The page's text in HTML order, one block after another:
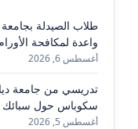
طلاب الصيدلة
واعدة لمكافحة
أغسطس 6, 2026
تدريسي من جامعة
سكوباس حول سبائك
أغسطس 5, 2026